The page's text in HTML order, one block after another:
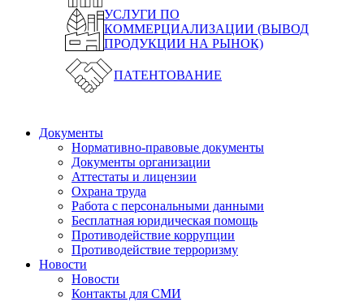
УСЛУГИ ПО
КОММЕРЦИАЛИЗАЦИИ (ВЫВОД
ПРОДУКЦИИ НА РЫНОК)
ПАТЕНТОВАНИЕ
Документы
Нормативно-правовые документы
Документы организации
Аттестаты и лицензии
Охрана труда
Работа с персональными данными
Бесплатная юридическая помощь
Противодействие коррупции
Противодействие терроризму
Новости
Новости
Контакты для СМИ